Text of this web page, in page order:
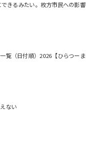
きるみたい。枚方市民への影響
覧（日付順）2026【ひらつーま
ない